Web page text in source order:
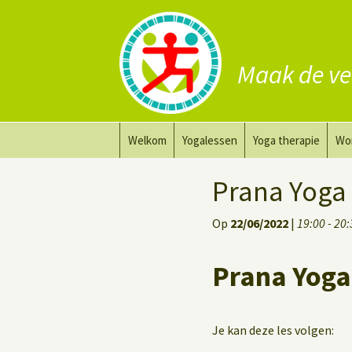
Maak de
Welkom Yogalessen
Yoga voor herstel
Yoga therapie
Yoga voor heling
Prana
Op 22/06/2022 | 19:00 -
Prana
Je kan deze les volgen: